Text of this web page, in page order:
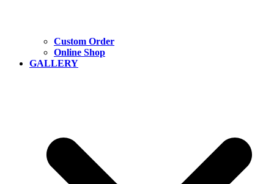
Custom Order
Online Shop
GALLERY